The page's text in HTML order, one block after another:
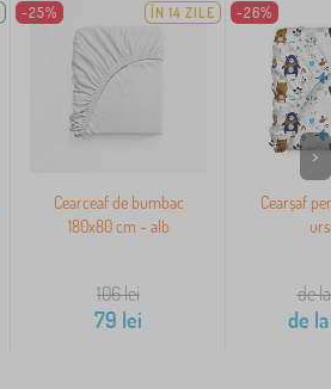
-25% ÎN 14 ZILE
Cearceaf de bumbac
180x80 cm - alb
106lei
79 lei
-26%
Cearșaf
de
de la
>